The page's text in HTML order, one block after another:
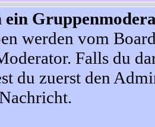
ein
werden vom
Falls du
du zuerst den